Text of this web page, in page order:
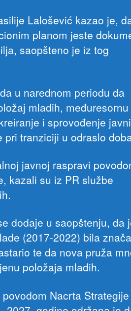
Lalošević kazao je,
planom jeste
saopšteno je iz tog
u narednom periodu da
mladih, međuresornu
i sprovođenje
tranziciji u odraslo
javnoj raspravi
kazali su iz PR službe
dodaje u saopštenju, da
(2017-2022) bila
te da nova pruža
položaja mladih.
Nacrta